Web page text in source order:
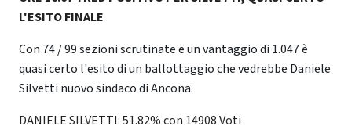
L'ESITO FINALE
Con 74 / 99 sezioni scrutinate e un vantaggio di 1.047 è
quasi certo l'esito di un ballottaggio che vedrebbe Daniele
Silvetti nuovo sindaco di Ancona.
DANIELE SILVETTI: 51.82% con 14908 Voti